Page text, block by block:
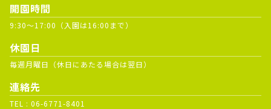
開園時間
9:30～17:00（入園は16:00まで）
休園日
毎週月曜日（休日にあたる場合は翌日）
連絡先
TEL : 06-6771-8401